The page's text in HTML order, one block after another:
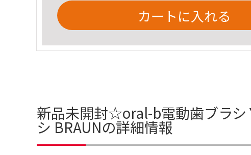
カートに入れる
新品未開封☆oral-b電動歯ブラシ
シ BRAUNの詳細情報